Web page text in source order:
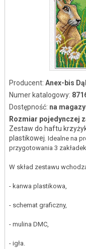
Producent: Anex-bis
Numer katalogowy:
Dostępność: na
Rozmiar pojedynczej
Zestaw do haftu
plastikowej. Idealne na
przygotowania 3
W skład zestawu
- kanwa plastikowa,
- schemat graficzny,
- mulina DMC,
- igła.